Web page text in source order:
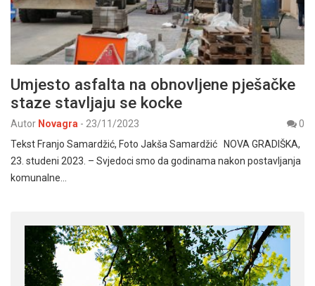
Umjesto asfalta na obnovljene pješačke
staze stavljaju se kocke
Autor Novagra - 23/11/2023
0
Tekst Franjo Samardžić, Foto Jakša Samardžić NOVA GRADIŠKA,
23. studeni 2023. – Svjedoci smo da godinama nakon postavljanja
komunalne…